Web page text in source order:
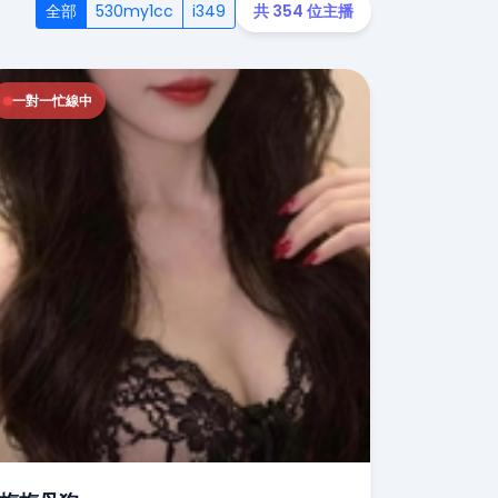
全部 530my1cc i349 共 354 位主播
一對一忙線中